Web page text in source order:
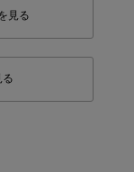
見る
る